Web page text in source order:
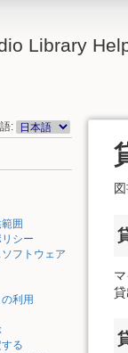
Library
:
囲
シー
フトウェア
利用
る